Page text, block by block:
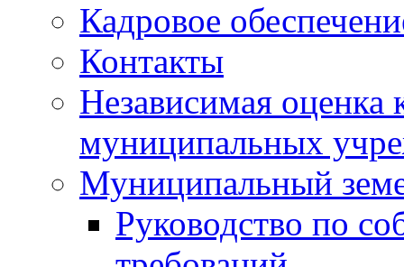
Кадровое
Контакты
Независимая оценка
муниципальных
Муниципальный
Руководство по